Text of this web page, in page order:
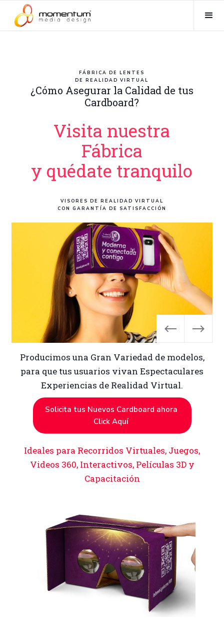
Lentes de Realidad Virtual Google Cardboard Visores de
Realidad Virtual Producción lentes VR Box
FÁBRICA DE LENTES
DE REALIDAD VIRTUAL
¿Cómo Asegurar la Calidad de tus
Cardboard?
Visita nuestra
Fábrica
y quédate tranquilo
VISORES DE REALIDAD VIRTUAL
CON GARANTÍA DE SATISFACCIÓN
Producimos una Gran Variedad de modelos,
para que tus usuarios vivan Espectaculares
Experiencias de Realidad Virtual.
Solicita tus Nuevos Cardboard ahora
Click Aquí
Ideales para Recorridos Virtuales, Juegos,
Videos 360, Interactivos, Películas 3D y
Capacitación